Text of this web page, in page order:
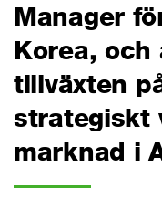
Manager
Korea,
tillväxten
strategiskt
marknad i